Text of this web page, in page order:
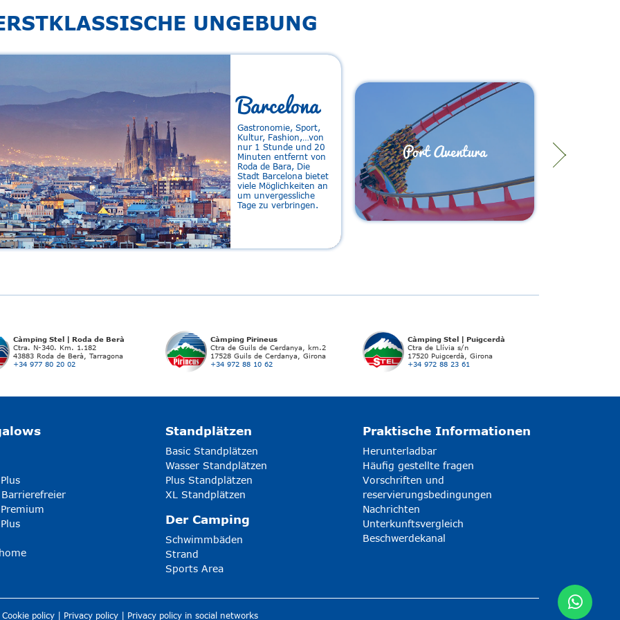
UNGEBUNG
Barcelona
Gastronomie, Sport,
Kultur, Fashion,…von
nur 1 Stunde und 20
Minuten entfernt von
Roda de Bara, Die
Stadt Barcelona bietet
viele Möglichkeiten an
um unvergessliche
Tage zu verbringen.
Port Aventura
Càmping Stel | Roda de Berà
Ctra. N-340. Km. 1.182
43883 Roda de Berà, Tarragona
+34 977 80 20 02
Càmping Pirineus
Ctra de Guils de Cerdanya, km.2
17528 Guils de Cerdanya, Girona
+34 972 88 10 62
Càmping Stel | Puigcerdà
Ctra de Llívia s/n
17520 Puigcerdà, Girona
+34 972 88 23 61
Standplätzen
Basic Standplätzen
Wasser Standplätzen
Plus Standplätzen
XL Standplätzen
Der Camping
Schwimmbäden
Strand
Sports Area
Praktische Informationen
Herunterladbar
Häufig gestellte fragen
Vorschriften und
reservierungsbedingungen
Nachrichten
Unterkunftsvergleich
Beschwerdekanal
Cookie policy Privacy policy Privacy policy in social networks